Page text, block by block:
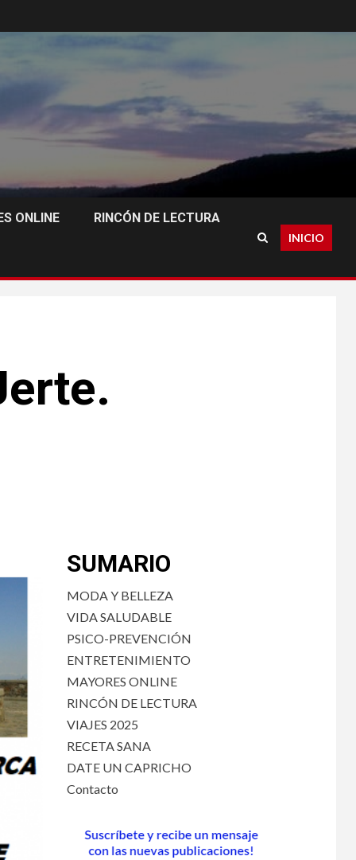
ONLINE RINCÓN DE LECTURA
INICIO
SUMARIO
MODA Y BELLEZA
VIDA SALUDABLE
PSICO-PREVENCIÓN
ENTRETENIMIENTO
MAYORES ONLINE
RINCÓN DE LECTURA
VIAJES 2025
RECETA SANA
DATE UN CAPRICHO
Contacto